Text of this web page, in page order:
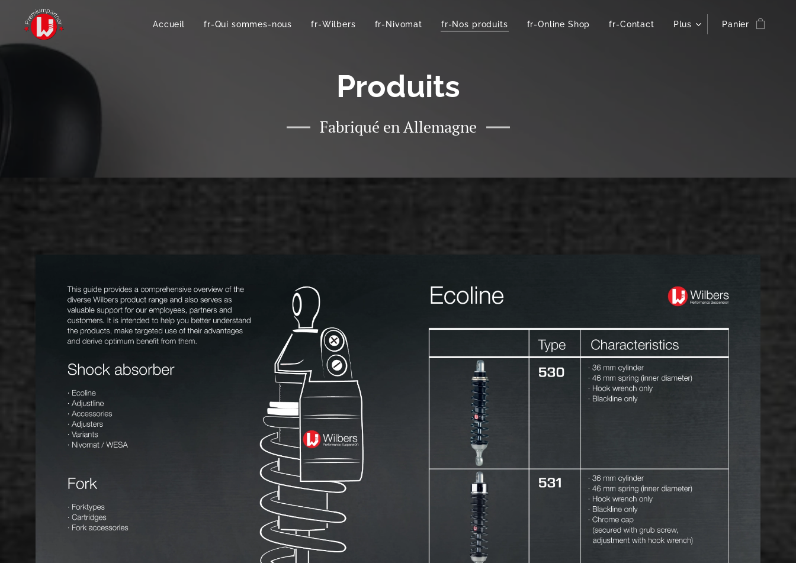
Accueil fr-Qui sommes-nous fr-Wilbers fr-Nivomat fr-Nos produits fr-Online Shop fr-Contact Plus Panier
Produits
Fabriqué en Allemagne